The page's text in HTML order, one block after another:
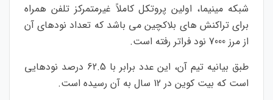
شبکه مینیما، اولین پروتکل کاملاً غیرمتمرکز تلفن همراه
برای تراکنش های بلاکچین می باشد که تعداد نودهای آن
از مرز 7000 نود فراتر رفته است.
طبق بیانیه تیم آن، این عدد برابر با 62.5 درصد نودهایی
است که بیت کوین در 12 سال به آن رسیده است.